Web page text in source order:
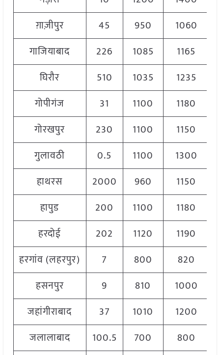
ग़ाज़ीपुर
45 950 1060
गाजियाबाद
226 1085
1165
घिरौर
510 1035
1235
गोपीगंज
31 1100 1180
गोरखपुर
230 1100
1150
गुलावठी
0.5 1100 1300
हाथरस
2000 960 1150
हापुड
200 1100 1180
हरदोई
202 1120 1190
हरगांव (लहरपुर)
7 800
820
हसनपुर
9 810
1000
जहांगीराबाद
37 1010
1200
जलालाबाद
100.5 700
800